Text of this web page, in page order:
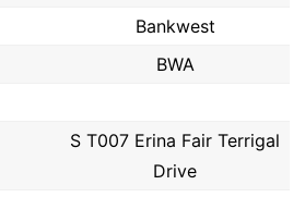
Bankwest
BWA
S T007 Erina Fair Terrigal
Drive